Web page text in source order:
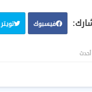
فيسبوك تويتر
أحدث